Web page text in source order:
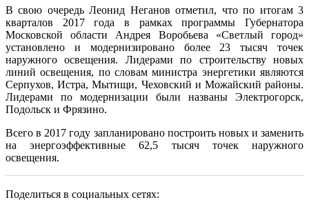
В свою очередь Леонид Неганов отметил, что по итогам 3
кварталов 2017 года в рамках программы Губернатора
Московской области Андрея Воробьева «Светлый город»
установлено и модернизировано более 23 тысяч точек
наружного освещения. Лидерами по строительству новых
линий освещения, по словам министра энергетики являются
Серпухов, Истра, Мытищи, Чеховский и Можайский районы.
Лидерами по модернизации были названы Электрогорск,
Подольск и Фрязино.
Всего в 2017 году запланировано построить новых и заменить
на энергоэффективные 62,5 тысяч точек наружного
освещения.
Поделиться в социальных сетях: